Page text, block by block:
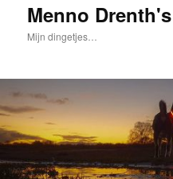
Menno Drenth's
Mijn dingetjes…